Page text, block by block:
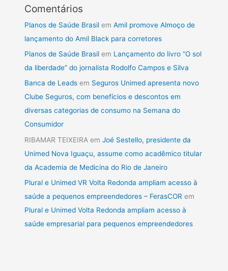
Comentários
Planos de Saúde Brasil emAmil promove Almoço de
lançamento do Amil Black para corretores
Planos de Saúde Brasil em Lançamento do livro “O sol
da liberdade” do jornalista Rodolfo Campos e Silva
Banca de Leads em Seguros Unimed apresenta novo
Clube Seguros, com benefícios e descontos em
diversas categorias de consumo na Semana do
Consumidor
RIBAMAR TEIXEIRA emJoé Sestello, presidente da
Unimed Nova Iguaçu, assume como acadêmico titular
da Academia de Medicina do Rio de Janeiro
Plural e Unimed VR Volta Redonda ampliam acesso à
saúde a pequenos empreendedores – FerasCOR em
Plural e Unimed Volta Redonda ampliam acesso à
saúde empresarial para pequenos empreendedores